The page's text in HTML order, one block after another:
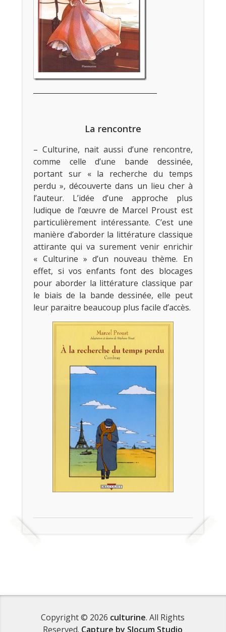
La rencontre
– Culturine, nait aussi d’une rencontre,
comme celle d’une bande dessinée,
portant sur « la recherche du temps
perdu », découverte dans un lieu cher à
l’auteur. L’idée d’une approche plus
ludique de l’œuvre de Marcel Proust est
particulièrement intéressante. C’est une
manière d’aborder la littérature classique
attirante qui va surement venir enrichir
« Culturine » d’un nouveau thème. En
effet, si vos enfants font des blocages
pour aborder la littérature classique par
le biais de la bande dessinée, elle peut
leur paraitre beaucoup plus facile d’accès.
Copyright © 2026 culturine. All Rights
Reserved. Capture by Slocum Studio